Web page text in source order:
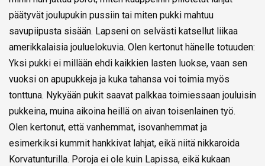
päätyvät joulupukin pussiin tai miten pukki mahtuu
savupiipusta sisään. Lapseni on selvästi katsellut liikaa
amerikkalaisia jouluelokuvia. Olen kertonut hänelle totuuden:
Yksi pukki ei millään ehdi kaikkien lasten luokse, vaan sen
vuoksi on apupukkeja ja kuka tahansa voi toimia myös
tonttuna. Nykyään pukit saavat palkkaa toimiessaan jouluisin
pukkeina, muina aikoina heillä on aivan toisenlainen työ.
Olen kertonut, että vanhemmat, isovanhemmat ja
esimerkiksi kummit hankkivat lahjat, eikä niitä nikkaroida
Korvatunturilla. Poroja ei ole kuin Lapissa, eikä kukaan